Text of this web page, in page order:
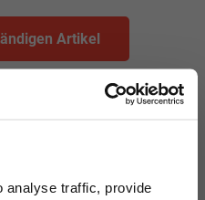
analyse traffic, provide
Artikel